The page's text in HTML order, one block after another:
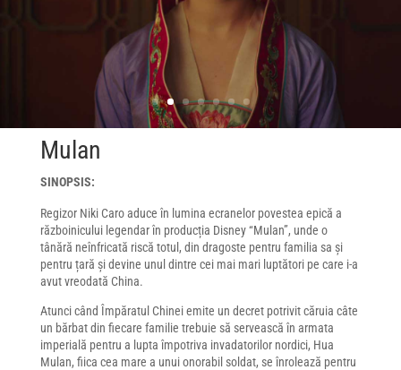
Mulan
SINOPSIS:
Regizor Niki Caro aduce în lumina ecranelor povestea epică a
războinicului legendar în producția Disney “Mulan”, unde o
tânără neînfricată riscă totul, din dragoste pentru familia sa și
pentru țară și devine unul dintre cei mai mari luptători pe care i-a
avut vreodată China.
Atunci când Împăratul Chinei emite un decret potrivit căruia câte
un bărbat din fiecare familie trebuie să servească în armata
imperială pentru a lupta împotriva invadatorilor nordici, Hua
Mulan, fiica cea mare a unui onorabil soldat, se înrolează pentru